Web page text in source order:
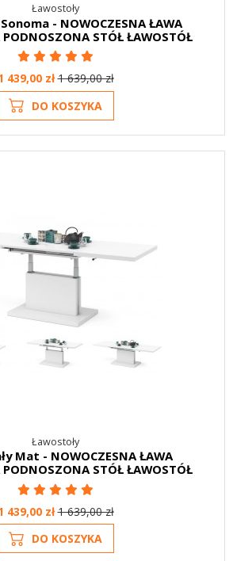
Ławostoły
- NOWOCZESNA ŁAWA
STÓŁ ŁAWOSTÓŁ
439,00 zł1 639,00 zł
DO KOSZYKA
Ławostoły
Mat - NOWOCZESNA ŁAWA
STÓŁ ŁAWOSTÓŁ
439,00 zł1 639,00 zł
DO KOSZYKA